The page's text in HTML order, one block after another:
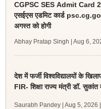
CGPSC SES Admit Card
एसईएस एडमिट कार्ड
अगस्त को होगी
Abhay Pratap Singh | Aug 6,
देश में फर्जी विश्वविद्यालयों के
FIR- शिक्षा राज्य मंत्री डॉ. सुकांत
Saurabh Pandey | Aug 5, 2026